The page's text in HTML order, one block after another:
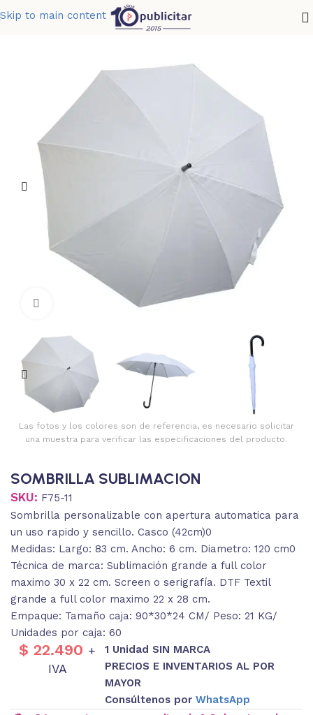
Skip to main content
SOMBRILLA SUBLIMACION
Clic para ampliar
Las fotos y los colores son de referencia, es necesario solicitar
una muestra para verificar las especificaciones del producto.
SOMBRILLA SUBLIMACION
SKU: F75-11
Sombrilla personalizable con apertura automatica para
un uso rapido y sencillo. Casco (42cm)0
Medidas: Largo: 83 cm. Ancho: 6 cm. Diametro: 120 cm0
Técnica de marca: Sublimación grande a full color
maximo 30 x 22 cm. Screen o serigrafía. DTF Textil
grande a full color maximo 22 x 28 cm.
Empaque: Tamaño caja: 90*30*24 CM/ Peso: 21 KG/
Unidades por caja: 60
$ 22.490 +
IVA
1 Unidad SIN MARCA
PRECIOS E INVENTARIOS AL POR
MAYOR
Consúltenos por WhatsApp